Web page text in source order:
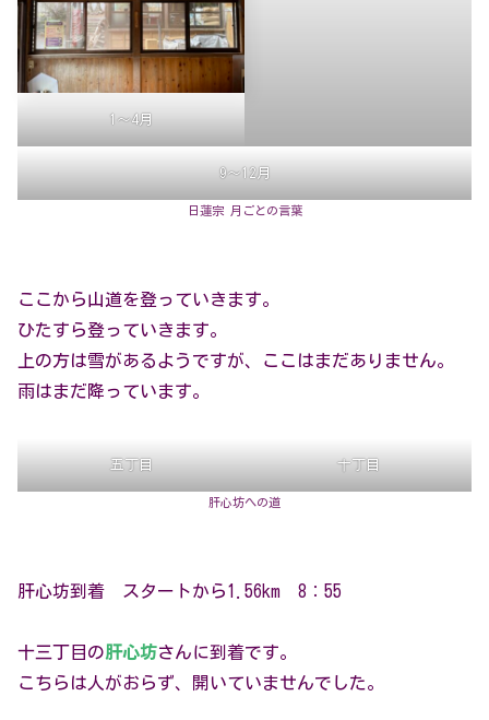
1～4月
9～12月
日蓮宗 月ごとの言葉
ここから山道を登っていきます。
ひたすら登っていきます。
上の方は雪があるようですが、ここはまだありません。
雨はまだ降っています。
五丁目 十丁目
肝心坊への道
肝心坊到着 スタートから1.56km 8：55
十三丁目の肝心坊さんに到着です。
こちらは人がおらず、開いていませんでした。